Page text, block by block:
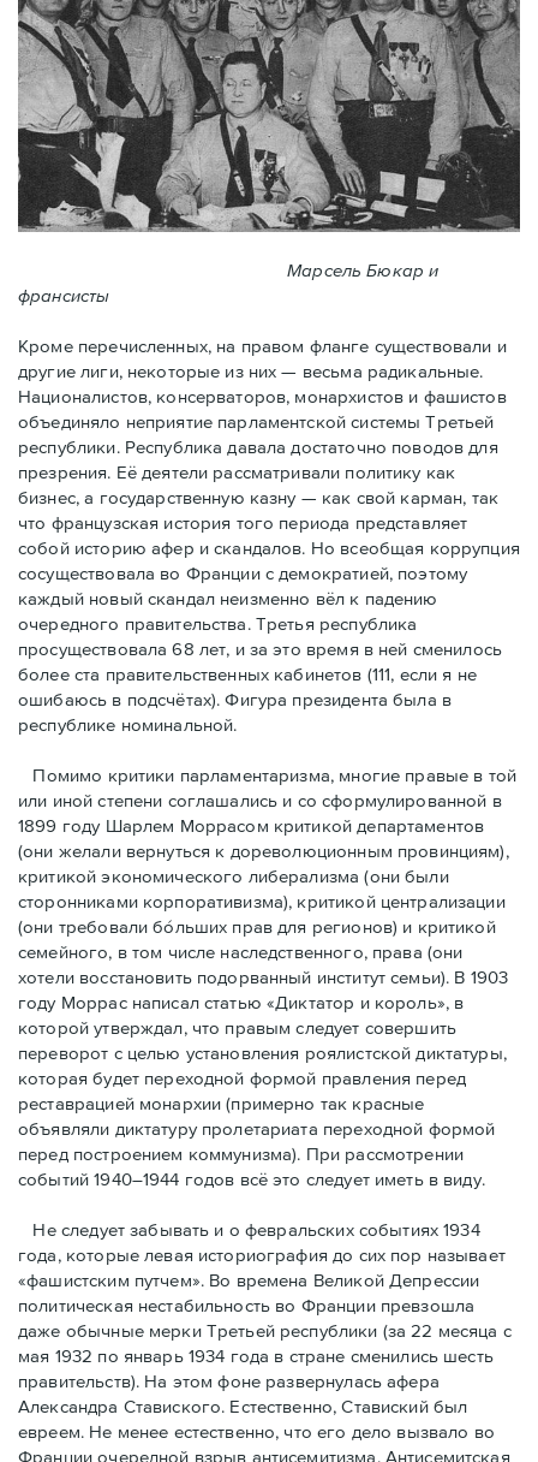
Марсель Бюкар и
франсисты
Кроме перечисленных, на правом фланге существовали и
другие лиги, некоторые из них — весьма радикальные.
Националистов, консерваторов, монархистов и фашистов
объединяло неприятие парламентской системы Третьей
республики. Республика давала достаточно поводов для
презрения. Её деятели рассматривали политику как
бизнес, а государственную казну — как свой карман, так
что французская история того периода представляет
собой историю афер и скандалов. Но всеобщая коррупция
сосуществовала во Франции с демократией, поэтому
каждый новый скандал неизменно вёл к падению
очередного правительства. Третья республика
просуществовала 68 лет, и за это время в ней сменилось
более ста правительственных кабинетов (111, если я не
ошибаюсь в подсчётах). Фигура президента была в
республике номинальной.
Помимо критики парламентаризма, многие правые в той
или иной степени соглашались и со сформулированной в
1899 году Шарлем Моррасом критикой департаментов
(они желали вернуться к дореволюционным провинциям),
критикой экономического либерализма (они были
сторонниками корпоративизма), критикой централизации
(они требовали бóльших прав для регионов) и критикой
семейного, в том числе наследственного, права (они
хотели восстановить подорванный институт семьи). В 1903
году Моррас написал статью «Диктатор и король», в
которой утверждал, что правым следует совершить
переворот с целью установления роялистской диктатуры,
которая будет переходной формой правления перед
реставрацией монархии (примерно так красные
объявляли диктатуру пролетариата переходной формой
перед построением коммунизма). При рассмотрении
событий 1940–1944 годов всё это следует иметь в виду.
Не следует забывать и о февральских событиях 1934
года, которые левая историография до сих пор называет
«фашистским путчем». Во времена Великой Депрессии
политическая нестабильность во Франции превзошла
даже обычные мерки Третьей республики (за 22 месяца с
мая 1932 по январь 1934 года в стране сменились шесть
правительств). На этом фоне развернулась афера
Александра Ставиского. Естественно, Ставиский был
евреем. Не менее естественно, что его дело вызвало во
Франции очередной взрыв антисемитизма. Антисемитская